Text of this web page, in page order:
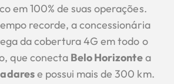
em 100% de suas operações.
recorde, a concessionária
da cobertura 4G em todo o
que conecta Belo Horizontea
e possui mais de 300 km.